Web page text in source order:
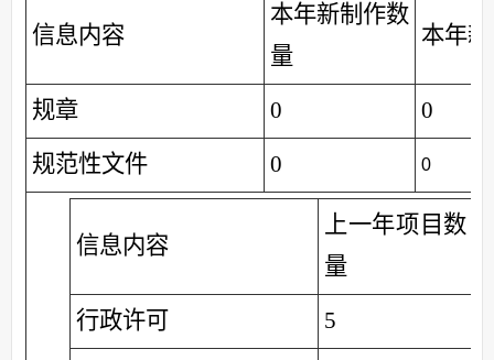
信息内容
本年新制作数
量
本年
规章 0 0
规范性文件 0 0
信息内容
上一年项目数
量
行政许可 5